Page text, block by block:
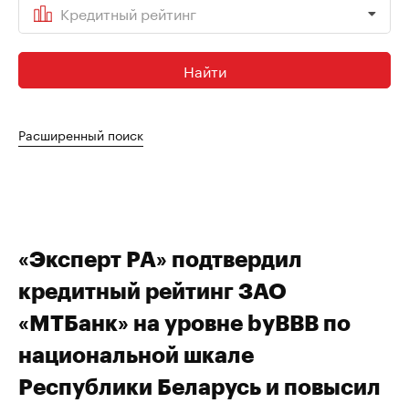
Кредитный рейтинг
Найти
Расширенный поиск
«Эксперт РА» подтвердил
кредитный рейтинг ЗАО
«МТБанк» на уровне byBBB по
национальной шкале
Республики Беларусь и повысил